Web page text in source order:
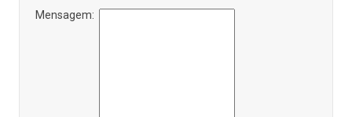
Mensagem: